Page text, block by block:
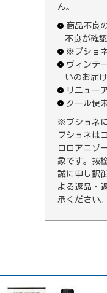
ん。
商品不良
不良が確
※ブショ
ヴィンテ
いのお届
リニュー
クール便
※ブショネ
ブショネは
ロロアニゾ
象です。抜
誠に申し訳
よる返品・
承ください。